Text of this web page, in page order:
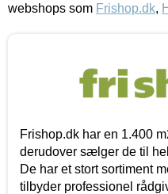
webshops som Frishop.dk,
Frishop.dk har en 1.400
derudover sælger de til
De har et stort sortiment
tilbyder professionel